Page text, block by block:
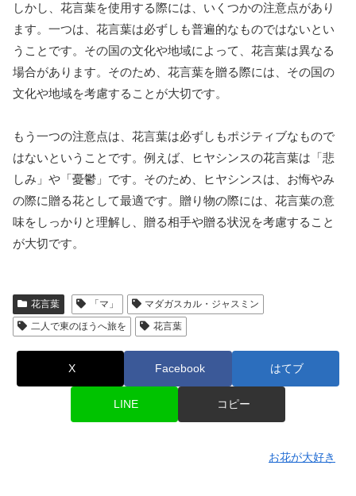
しかし、花言葉を使用する際には、いくつかの注意点があり
ます。一つは、花言葉は必ずしも普遍的なものではないとい
うことです。その国の文化や地域によって、花言葉は異なる
場合があります。そのため、花言葉を贈る際には、その国の
文化や地域を考慮することが大切です。
もう一つの注意点は、花言葉は必ずしもポジティブなもので
はないということです。例えば、ヒヤシンスの花言葉は「悲
しみ」や「憂鬱」です。そのため、ヒヤシンスは、お悔やみ
の際に贈る花として最適です。贈り物の際には、花言葉の意
味をしっかりと理解し、贈る相手や贈る状況を考慮すること
が大切です。
花言葉 「マ」
マダガスカル・ジャスミン
二人で東のほうへ旅を
花言葉
X Facebook はてブ
LINE コピー
お花が大好き